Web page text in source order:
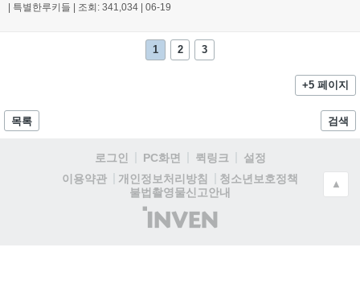
| 특별한루키들 | 조회: 341,034 | 06-19
1 2 3
+5 페이지
목록 검색
로그인 PC화면 퀵링크
설정
이용약관
개인정보처리방침
청소년보호정책
불법촬영물신고안내
(주)
인
▲